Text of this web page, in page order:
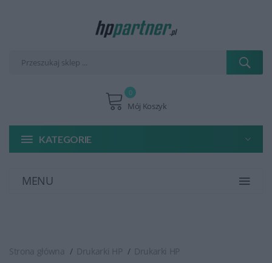
Mój Koszyk
0
KATEGORIE
MENU
Strona główna Drukarki HP Drukarki HP